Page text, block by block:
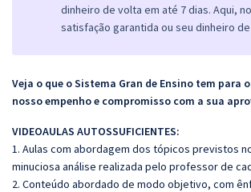
dinheiro de volta em até 7 dias. Aqui,
satisfação garantida ou seu dinheiro
Veja o que o Sistema Gran de Ensino tem para
nosso empenho e compromisso com a sua
VIDEOAULAS AUTOSSUFICIENTES:
1. Aulas com abordagem dos tópicos previstos
minuciosa análise realizada pelo professor de
2. Conteúdo abordado de modo objetivo, com